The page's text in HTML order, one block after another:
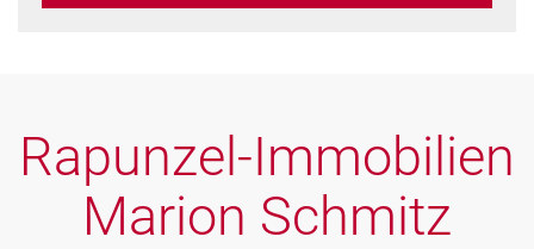
Rapunzel-Immobilien
Marion Schmitz